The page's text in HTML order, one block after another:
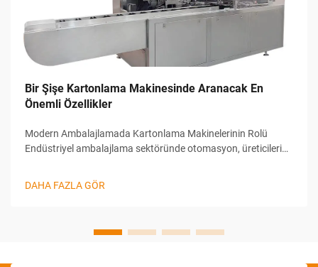
Bir Şişe Kartonlama Makinesinde Aranacak En
Önemli Özellikler
Modern Ambalajlamada Kartonlama Makinelerinin Rolü
Endüstriyel ambalajlama sektöründe otomasyon, üreticilerin
dönüştüren bir yenilikçidir. Bu inovasyonlar arasında Şişe
DAHA FAZLA GÖR